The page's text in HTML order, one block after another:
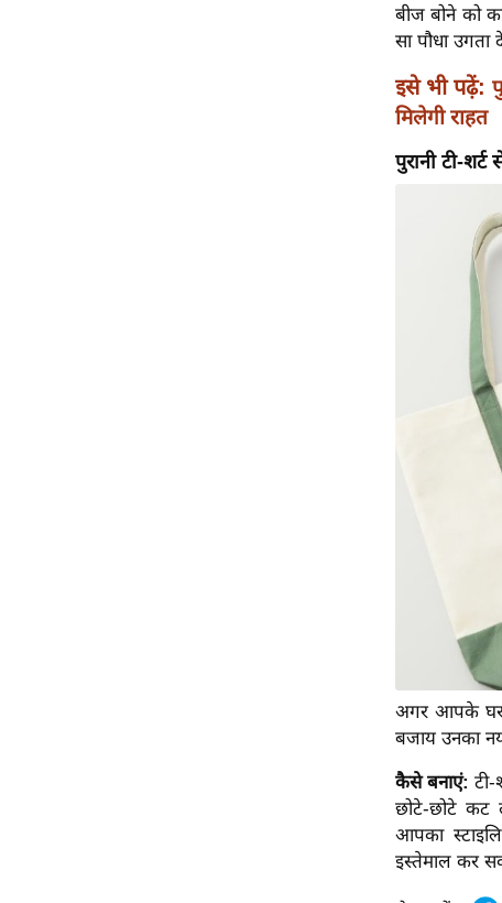
बीज बोने को
सा पौधा उगता
इसे भी पढ़ें:
मिलेगी राहत
पुरानी टी-शर्ट
अगर आपके घर
बजाय उनका
कैसे बनाएं:
छोटे-छोटे कट
आपका
इस्तेमाल कर